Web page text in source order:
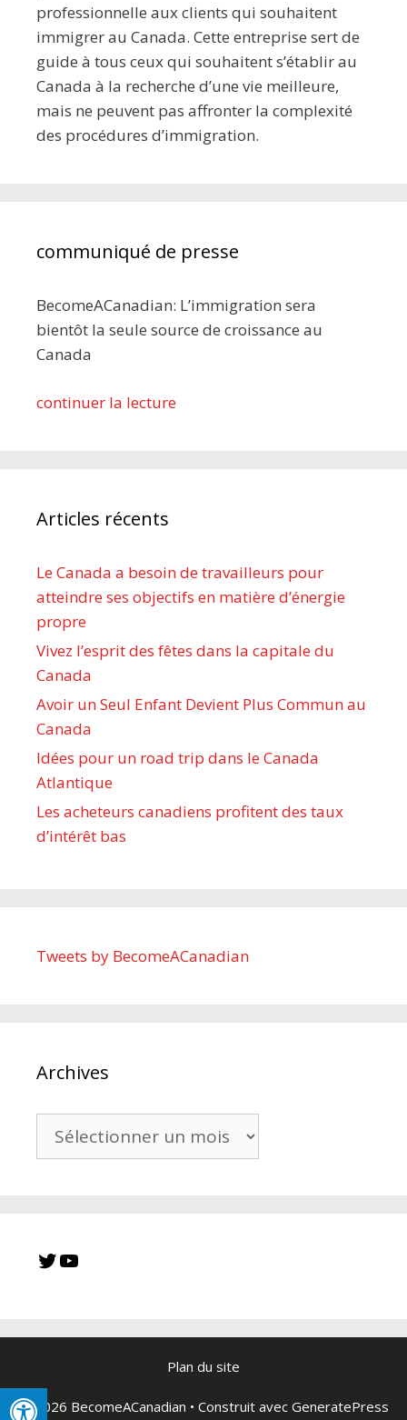
professionnelle aux clients qui souhaitent
immigrer au Canada. Cette entreprise sert de
guide à tous ceux qui souhaitent s’établir au
Canada à la recherche d’une vie meilleure,
mais ne peuvent pas affronter la complexité
des procédures d’immigration.
communiqué de presse
BecomeACanadian: L’immigration sera
bientôt la seule source de croissance au
Canada
continuer la lecture
Articles récents
Le Canada a besoin de travailleurs pour
atteindre ses objectifs en matière d’énergie
propre
Vivez l’esprit des fêtes dans la capitale du
Canada
Avoir un Seul Enfant Devient Plus Commun au
Canada
Idées pour un road trip dans le Canada
Atlantique
Les acheteurs canadiens profitent des taux
d’intérêt bas
Tweets by BecomeACanadian
Archives
Archives
Twitter
Plan du site
© 2026 BecomeACanadian • Construit avec GeneratePress